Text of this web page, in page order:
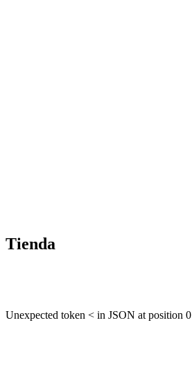
Tienda
Unexpected token < in JSON at position 0